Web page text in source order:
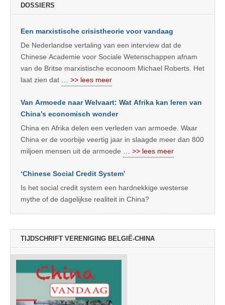
DOSSIERS
Een marxistische crisistheorie voor vandaag
De Nederlandse vertaling van een interview dat de
Chinese Academie voor Sociale Wetenschappen afnam
van de Britse marxistische econoom Michael Roberts. Het
laat zien dat
… >> lees meer
Van Armoede naar Welvaart: Wat Afrika kan leren van
China’s economisch wonder
China en Afrika delen een verleden van armoede. Waar
China er de voorbije veertig jaar in slaagde meer dan 800
miljoen mensen uit de armoede
… >> lees meer
‘Chinese Social Credit System’
Is het social credit system een hardnekkige westerse
mythe of de dagelijkse realiteit in China?
TIJDSCHRIFT VERENIGING BELGIË-CHINA